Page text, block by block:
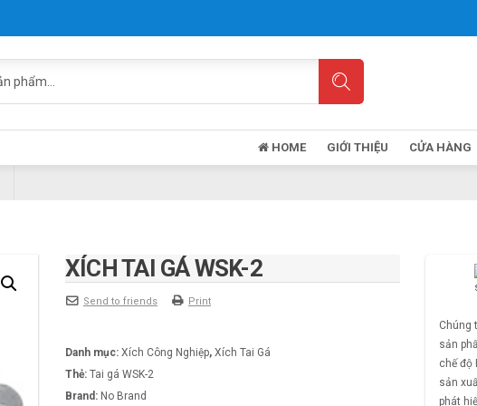
HOME GIỚI THIỆU CỬA HÀNG
XÍCH TAI GÁ WSK-2
Send to friends Print
Danh mục: Xích Công Nghiệp, Xích Tai Gá
Thẻ: Tai gá WSK-2
Brand: No Brand
Chúng
sản
chế độ
sản
phát